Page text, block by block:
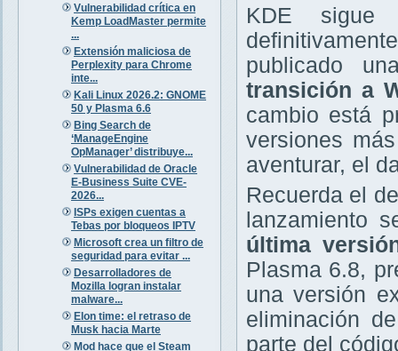
Vulnerabilidad crítica en
Kemp LoadMaster permite
...
Extensión maliciosa de
Perplexity para Chrome
inte...
Kali Linux 2026.2: GNOME
50 y Plasma 6.6
Bing Search de
‘ManageEngine
OpManager’ distribuye...
Vulnerabilidad de Oracle
E-Business Suite CVE-
2026...
ISPs exigen cuentas a
Tebas por bloqueos IPTV
Microsoft crea un filtro de
seguridad para evitar ...
Desarrolladores de
Mozilla logran instalar
malware...
Elon time: el retraso de
Musk hacia Marte
Mod hace que el Steam
KDE sigue
publicado
transición a
cambio está
versiones
aventurar, el
Recuerda el
lanzamiento
última
Plasma 6.8,
una versión
eliminación
parte del